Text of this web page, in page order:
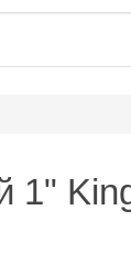
1"